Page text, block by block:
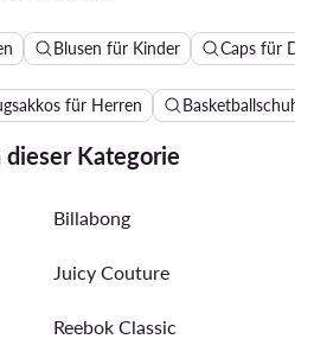
gewaschen werden.
wenn ein spezielles Waschmittel
Jacke wieder imprägniert wird.
das Pflegeetikett geachtet wird.
Blusen für Kinder Caps für
für Herren Basketballschuhe
Kategorie
Billabong
Juicy Couture
Reebok Classic